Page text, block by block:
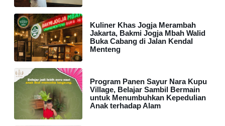
Kuliner Khas Jogja Merambah
Jakarta, Bakmi Jogja Mbah Walid
Buka Cabang di Jalan Kendal
Menteng
Program Panen Sayur Nara Kupu
Village, Belajar Sambil Bermain
untuk Menumbuhkan Kepedulian
Anak terhadap Alam